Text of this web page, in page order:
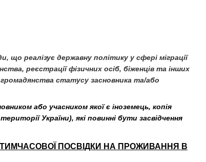
що реалізує державну політику у сфері міграції
реєстрації фізичних осіб, біженців та інших
статусу засновника та/або
або учасником якої є іноземець, копія
України), які повинні бути засвідчення
ПОСВІДКИ НА ПРОЖИВАННЯ В